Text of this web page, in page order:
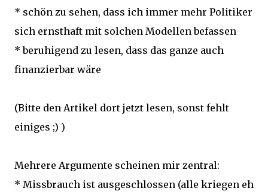
* schön zu sehen, dass ich immer mehr Politiker
sich ernsthaft mit solchen Modellen befassen
* beruhigend zu lesen, dass das ganze auch
finanzierbar wäre
(Bitte den Artikel dort jetzt lesen, sonst fehlt
einiges ;) )
Mehrere Argumente scheinen mir zentral:
* Missbrauch ist ausgeschlossen (alle kriegen eh